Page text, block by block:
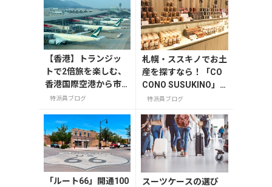
【香港】トランジッ
トで2倍旅を楽しむ、
香港国際空港から市
内
特派員ブログ
札幌・ススキノでお土
産を探すなら！「CO
CONO SUSUKINO」
お土産編
特派員ブログ
「ルート66」開通100
スーツケースの選び